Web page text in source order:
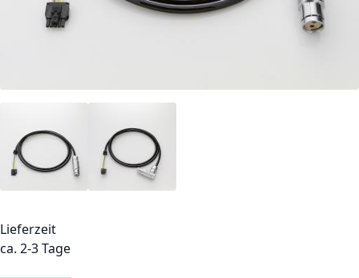
Lieferzeit
ca. 2-3 Tage